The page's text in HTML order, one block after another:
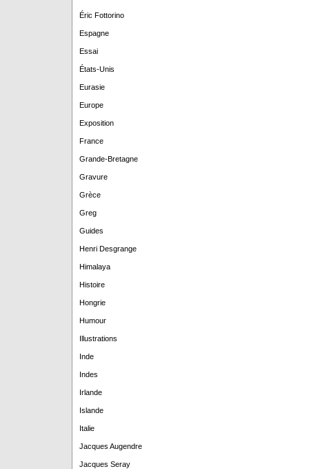
Éric Fottorino
Espagne
Essai
États-Unis
Eurasie
Europe
Exposition
France
Grande-Bretagne
Gravure
Grèce
Greg
Guides
Henri Desgrange
Himalaya
Histoire
Hongrie
Humour
Illustrations
Inde
Indes
Irlande
Islande
Italie
Jacques Augendre
Jacques Seray